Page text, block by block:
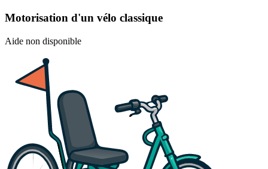
Motorisation d'un vélo classique
Aide non disponible